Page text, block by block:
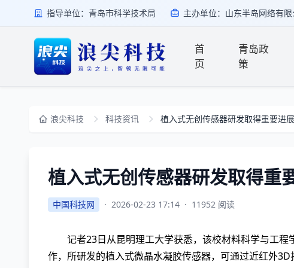
指导单位：青岛市科学技术局 主办单位：山东半岛网络有限
首
页
青岛政
策
浪尖科技 科技资讯 植入式无创传感器研发取得重要进展
植入式无创传感器研发取得重
中国科技网 · 2026-02-23 17:14 · 11952 阅读
记者23日从昆明理工大学获悉，该校材料科学与工
作，所研发的植入式微晶水凝胶传感器，可通过近红外